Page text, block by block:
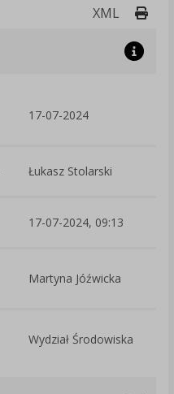
XML
17-07-2024
Łukasz Stolarski
17-07-2024, 09:13
Martyna Jóźwicka
Wydział Środowiska